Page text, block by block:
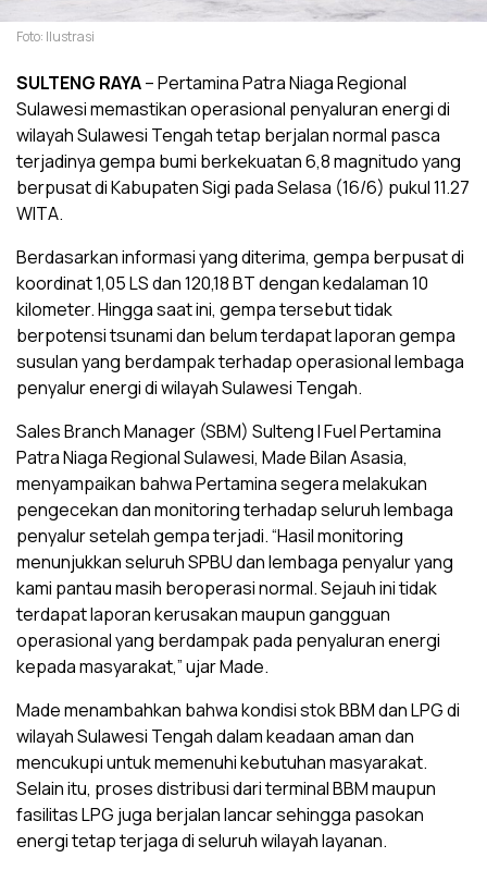
Foto: Ilustrasi
SULTENG RAYA– Pertamina Patra Niaga Regional
Sulawesi memastikan operasional penyaluran energi di
wilayah Sulawesi Tengah tetap berjalan normal pasca
terjadinya gempa bumi berkekuatan 6,8 magnitudo yang
berpusat di Kabupaten Sigi pada Selasa (16/6) pukul 11.27
WITA.
Berdasarkan informasi yang diterima, gempa berpusat di
koordinat 1,05 LS dan 120,18 BT dengan kedalaman 10
kilometer. Hingga saat ini, gempa tersebut tidak
berpotensi tsunami dan belum terdapat laporan gempa
susulan yang berdampak terhadap operasional lembaga
penyalur energi di wilayah Sulawesi Tengah.
Sales Branch Manager (SBM) Sulteng I Fuel Pertamina
Patra Niaga Regional Sulawesi, Made Bilan Asasia,
menyampaikan bahwa Pertamina segera melakukan
pengecekan dan monitoring terhadap seluruh lembaga
penyalur setelah gempa terjadi. “Hasil monitoring
menunjukkan seluruh SPBU dan lembaga penyalur yang
kami pantau masih beroperasi normal. Sejauh ini tidak
terdapat laporan kerusakan maupun gangguan
operasional yang berdampak pada penyaluran energi
kepada masyarakat,” ujar Made.
Made menambahkan bahwa kondisi stok BBM dan LPG di
wilayah Sulawesi Tengah dalam keadaan aman dan
mencukupi untuk memenuhi kebutuhan masyarakat.
Selain itu, proses distribusi dari terminal BBM maupun
fasilitas LPG juga berjalan lancar sehingga pasokan
energi tetap terjaga di seluruh wilayah layanan.